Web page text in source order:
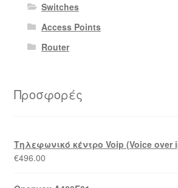
Switches
Access Points
Router
Προσφορές
Τηλεφωνικό κέντρο Voip (Voice over
€496.00